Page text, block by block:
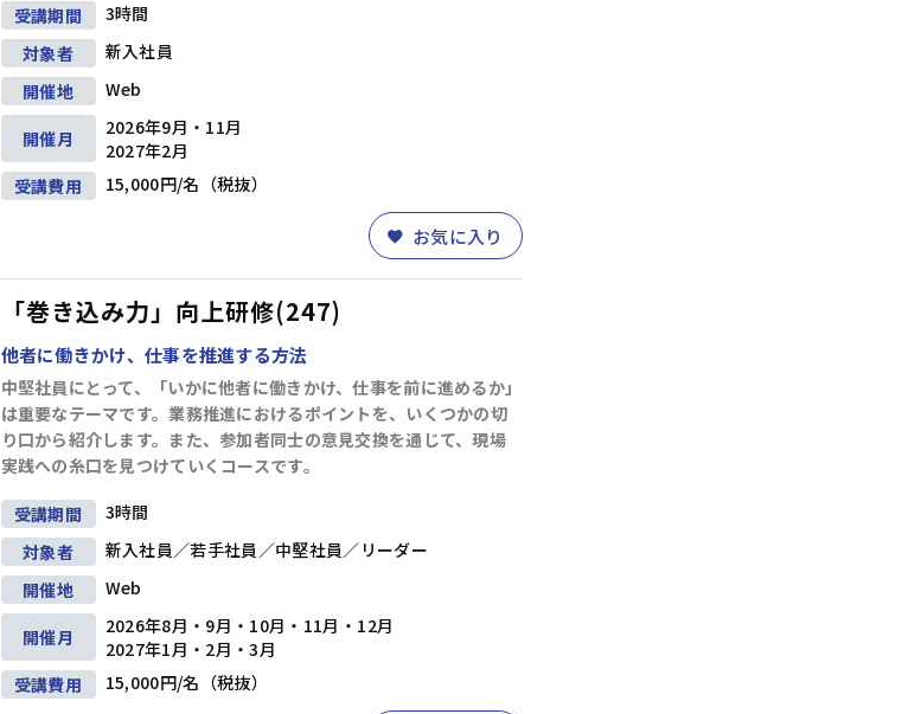
受講期間
3時間
対象者
新入社員
開催地
Web
開催月
2026年9月・11月
2027年2月
受講費用
15,000円/名（税抜）
お気に入り
「巻き込み力」向上研修(247)
他者に働きかけ、仕事を推進する方法
中堅社員にとって、「いかに他者に働きかけ、仕事を前に進めるか」
は重要なテーマです。業務推進におけるポイントを、いくつかの切
り口から紹介します。また、参加者同士の意見交換を通じて、現場
実践への糸口を見つけていくコースです。
受講期間
3時間
対象者
新入社員／若手社員／中堅社員／リーダー
開催地
Web
開催月
2026年8月・9月・10月・11月・12月
2027年1月・2月・3月
受講費用
15,000円/名（税抜）
戦略(9) マーケティング
(17) ファシリテーション・会議運営
ITリテラシー（PC・DX)(14) 財務・会計
条件を追加する